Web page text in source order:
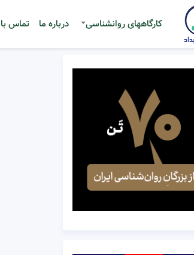
کارگاههای روانشناسی درباره ما تماس